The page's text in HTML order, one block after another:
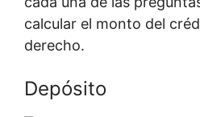
calcular el monto del
derecho.
Depósito